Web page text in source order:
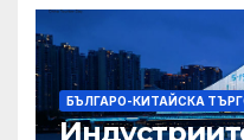
БЪЛГАРО-КИТАЙСКА